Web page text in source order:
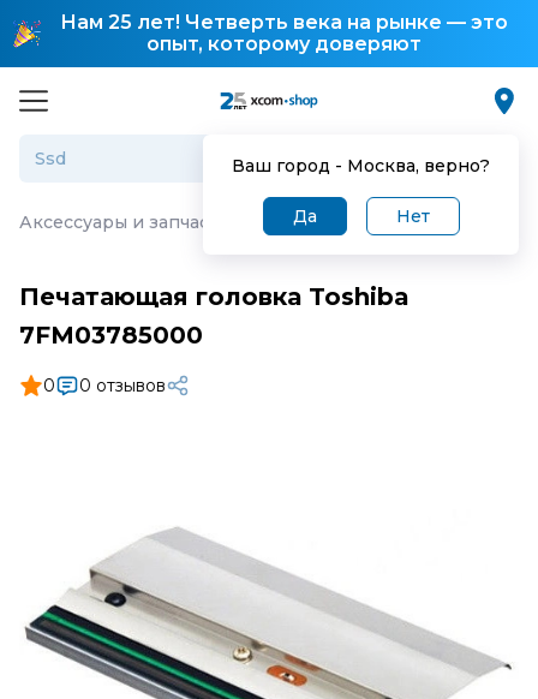
Нам 25 лет! Четверть века на рынке — это
опыт, которому доверяют
Ваш город - Москва, верно?
Да Нет
Аксессуары и запчасти для торгового оборудования
Печатающая головка Toshiba
7FM03785000
0 0 отзывов